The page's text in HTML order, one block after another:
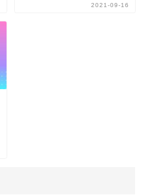
2021-09-16